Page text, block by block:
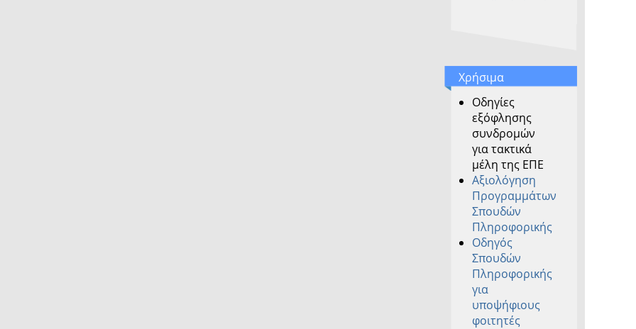
Χρήσιμα
Οδηγίες
εξόφλησης
συνδρομών
για τακτικά
μέλη της ΕΠΕ
Αξιολόγηση
Προγραμμάτων
Σπουδών
Πληροφορικής
Οδηγός
Σπουδών
Πληροφορικής
για
υποψήφιους
φοιτητές